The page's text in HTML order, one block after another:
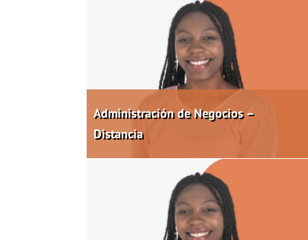
Administración de Negocios –
Distancia